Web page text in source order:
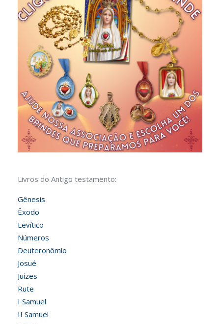
Livros do Antigo testamento:
Gênesis
Êxodo
Levítico
Números
Deuteronômio
Josué
Juízes
Rute
I Samuel
II Samuel